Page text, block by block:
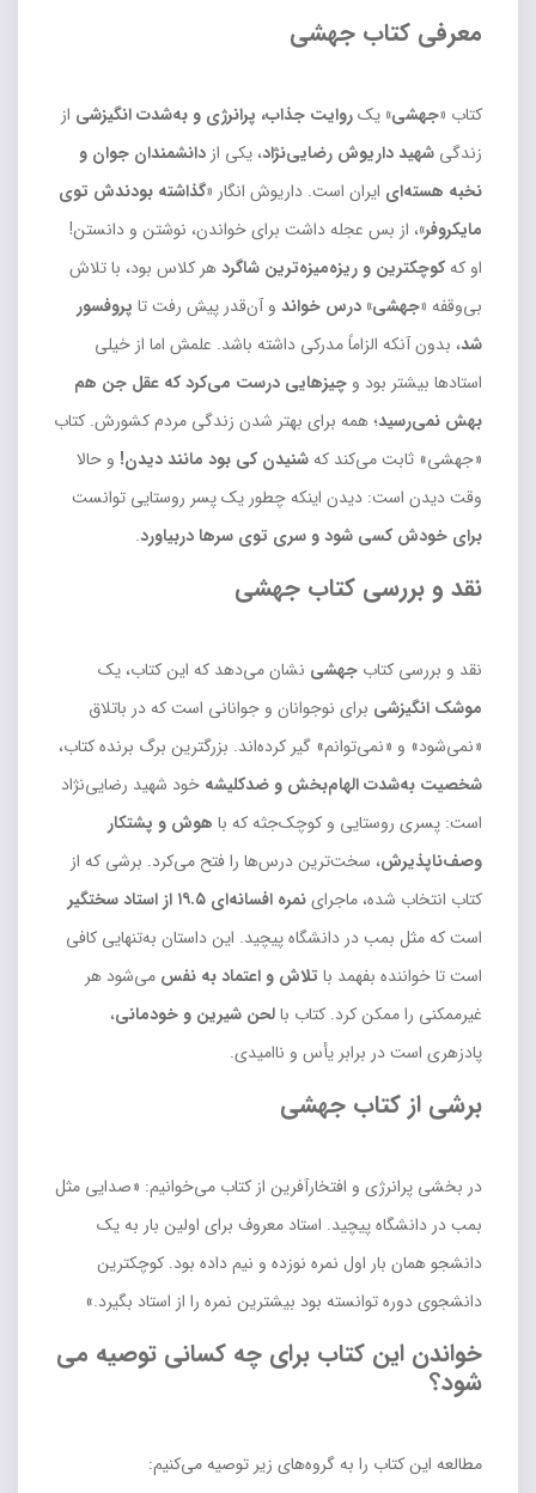
معرفی کتاب جهشی
کتاب «جهشی» یکروایت جذاب، پرانرژی و به‌شدت انگیزشی از
زندگی شهید داریوش رضایی‌نژاد، یکی از دانشمندان جوان و
نخبه هسته‌ای ایران است. داریوش انگار «گذاشته بودندش توی
مایکروفر»، از بس عجله داشت برای خواندن، نوشتن و دانستن!
او کهکوچکترین و ریزه‌میزه‌ترین شاگردهر کلاس بود، با تلاش
بی‌وقفه «جهشی» درس خواند و آن‌قدر پیش رفت تا پروفسور
شد، بدون آنکه الزاماً مدرکی داشته باشد. علمش اما از خیلی
استادها بیشتر بود و چیزهایی درست می‌کرد که عقل جن هم
بهش نمی‌رسید؛ همه برای بهتر شدن زندگی مردم کشورش. کتاب
«جهشی» ثابت می‌کند کهشنیدن کی بود مانند دیدن! و حالا
وقت دیدن است: دیدن اینکه چطور یک پسر روستایی توانست
برای خودش کسی شود و سری توی سرها دربیاورد.
نقد و بررسی کتاب جهشی
نقد و بررسی کتاب جهشی نشان می‌دهد که این کتاب، یک
موشک انگیزشی برای نوجوانان و جوانانی است که در باتلاق
«نمی‌شود» و «نمی‌توانم» گیر کرده‌اند. بزرگترین برگ برنده کتاب،
شخصیت به‌شدت الهام‌بخش و ضدکلیشه خود شهید رضایی‌نژاد
است: پسری روستایی و کوچک‌جثه که با هوش و پشتکار
وصف‌ناپذیرش، سخت‌ترین درس‌ها را فتح می‌کرد. برشی که از
کتاب انتخاب شده، ماجراینمره افسانه‌ای ۱۹.۵ از استاد سختگیر
است که مثل بمب در دانشگاه پیچید. این داستان به‌تنهایی کافی
است تا خواننده بفهمد با تلاش و اعتماد به نفس می‌شود هر
غیرممکنی را ممکن کرد. کتاب بالحن شیرین و خودمانی،
پادزهری است در برابر یأس و ناامیدی.
برشی از کتاب جهشی
در بخشی پرانرژی و افتخارآفرین از کتاب می‌خوانیم: «صدایی مثل
بمب در دانشگاه پیچید. استاد معروف برای اولین بار به یک
دانشجو همان بار اول نمره نوزده و نیم داده بود. کوچکترین
دانشجوی دوره توانسته بود بیشترین نمره را از استاد بگیرد.»
خواندن این کتاب برای چه کسانی توصیه می
شود؟
مطالعه این کتاب را به گروه‌های زیر توصیه می‌کنیم: